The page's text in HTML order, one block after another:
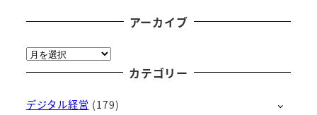
アーカイブ
ア
ー
イ
カテゴリー
デジタル経営 (179)